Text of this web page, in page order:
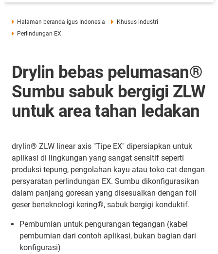
Halaman beranda igus Indonesia
Khusus industri
Perlindungan EX
Drylin bebas pelumasan®
Sumbu sabuk bergigi ZLW
untuk area tahan ledakan
drylin® ZLW linear axis "Tipe EX" dipersiapkan untuk
aplikasi di lingkungan yang sangat sensitif seperti
produksi tepung, pengolahan kayu atau toko cat dengan
persyaratan perlindungan EX. Sumbu dikonfigurasikan
dalam panjang goresan yang disesuaikan dengan foil
geser berteknologi kering®, sabuk bergigi konduktif.
Pembumian untuk pengurangan tegangan (kabel
pembumian dari contoh aplikasi, bukan bagian dari
konfigurasi)